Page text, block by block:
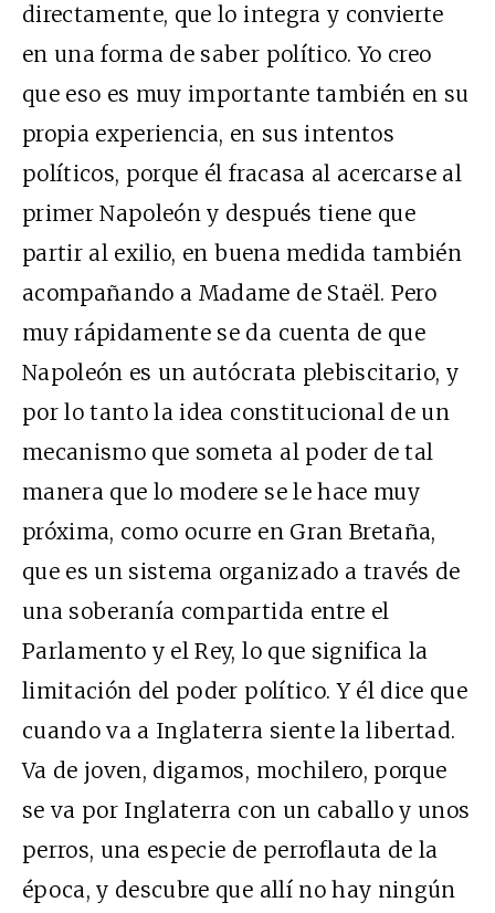
directamente, que lo integra y convierte
en una forma de saber político. Yo creo
que eso es muy importante también en su
propia experiencia, en sus intentos
políticos, porque él fracasa al acercarse al
primer Napoleón y después tiene que
partir al exilio, en buena medida también
acompañando a Madame de Staël. Pero
muy rápidamente se da cuenta de que
Napoleón es un autócrata plebiscitario, y
por lo tanto la idea constitucional de un
mecanismo que someta al poder de tal
manera que lo modere se le hace muy
próxima, como ocurre en Gran Bretaña,
que es un sistema organizado a través de
una soberanía compartida entre el
Parlamento y el Rey, lo que significa la
limitación del poder político. Y él dice que
cuando va a Inglaterra siente la libertad.
Va de joven, digamos, mochilero, porque
se va por Inglaterra con un caballo y unos
perros, una especie de perroflauta de la
época, y descubre que allí no hay ningún